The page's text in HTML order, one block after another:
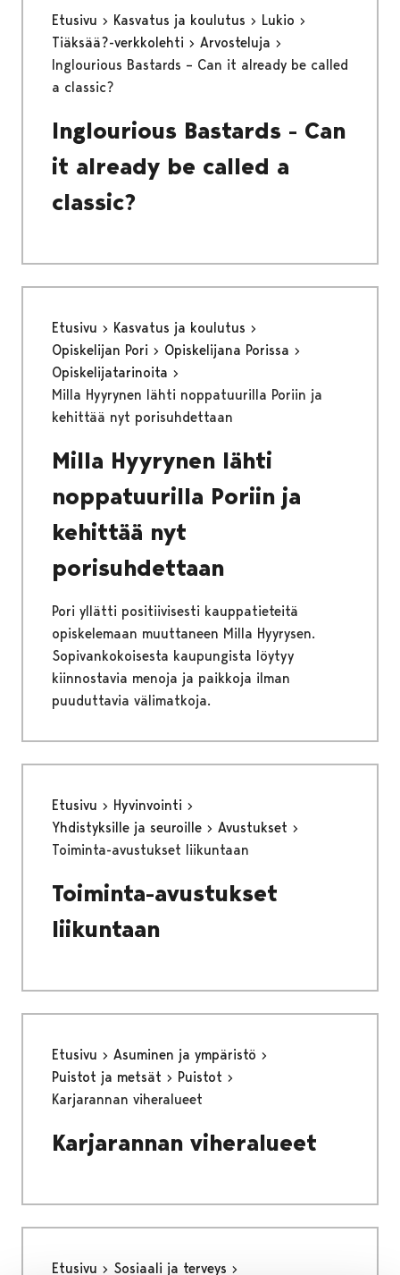
Etusivu Kasvatus ja koulutus
Lukio
Tiäksää?-verkkolehti
Arvosteluja
Inglourious Bastards – Can it already be called
a classic?
Inglourious Bastards - Can
it already be called a
classic?
Etusivu
Kasvatus ja koulutus
Opiskelijan Pori
Opiskelijana Porissa
Opiskelijatarinoita
Milla Hyyrynen lähti noppatuurilla Poriin ja
kehittää nyt porisuhdettaan
Milla Hyyrynen lähti
noppatuurilla Poriin ja
kehittää nyt
porisuhdettaan
Pori yllätti positiivisesti kauppatieteitä
opiskelemaan muuttaneen Milla Hyyrysen.
Sopivankokoisesta kaupungista löytyy
kiinnostavia menoja ja paikkoja ilman
puuduttavia välimatkoja.
Etusivu
Hyvinvointi
Yhdistyksille ja seuroille
Avustukset
Toiminta-avustukset liikuntaan
Toiminta-avustukset
liikuntaan
Etusivu
Asuminen ja ympäristö
Puistot ja metsät
Puistot
Karjarannan viheralueet
Karjarannan viheralueet
Etusivu Sosiaali ja terveys